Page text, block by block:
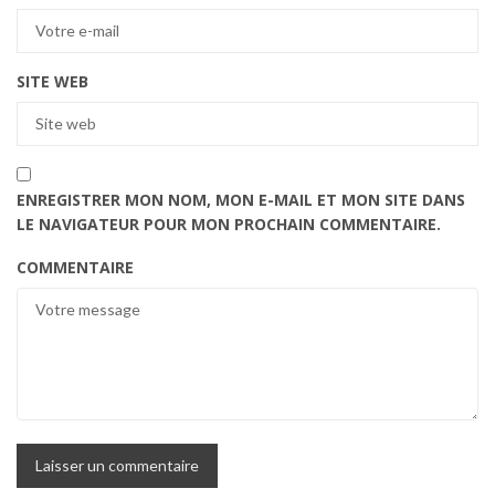
SITE WEB
ENREGISTRER MON NOM, MON E-MAIL ET MON SITE DANS
LE NAVIGATEUR POUR MON PROCHAIN COMMENTAIRE.
COMMENTAIRE